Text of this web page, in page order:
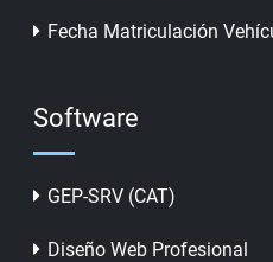
Fecha Matriculación
Software
GEP-SRV (CAT)
Diseño Web Profesional